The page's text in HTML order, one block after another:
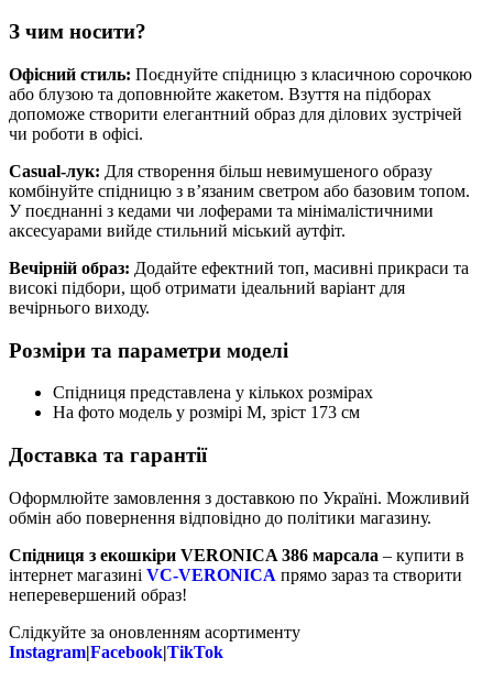
З чим носити?
Офісний стиль: Поєднуйте спідницю з класичною сорочкою
або блузою та доповнюйте жакетом. Взуття на підборах
допоможе створити елегантний образ для ділових зустрічей
чи роботи в офісі.
Casual-лук: Для створення більш невимушеного образу
комбінуйте спідницю з в’язаним светром або базовим топом.
У поєднанні з кедами чи лоферами та мінімалістичними
аксесуарами вийде стильний міський аутфіт.
Вечірній образ: Додайте ефектний топ, масивні прикраси та
високі підбори, щоб отримати ідеальний варіант для
вечірнього виходу.
Розміри та параметри моделі
Спідниця представлена у кількох розмірах
На фото модель у розмірі M, зріст 173 см
Доставка та гарантії
Оформлюйте замовлення з доставкою по Україні. Можливий
обмін або повернення відповідно до політики магазину.
Спідниця з екошкіри VERONICA 386 марсала – купити в
інтернет магазині VC-VERONICA прямо зараз та створити
неперевершений образ!
Слідкуйте за оновленням асортименту
Instagram|Facebook|TikTok